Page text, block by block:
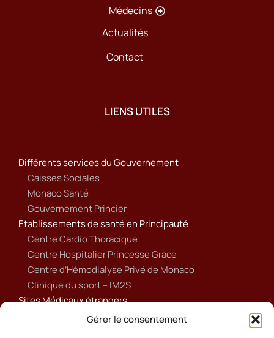
Gérer le consentement
Médecins
Actualités
Contact
LIENS UTILES
Différents services du Gouvernement
Caisses Sociales
Monaco Santé
Gouvernement Princier
Etablissements de santé en Principauté
Centre Cardio Thoracique
Centre Hospitalier Princesse Grace
Centre d’Hémodialyse Privé de Monaco
Clinique du sport – IM2S
Sites Médicaux étrangers